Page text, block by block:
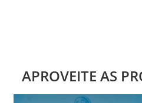
APROVEITE AS